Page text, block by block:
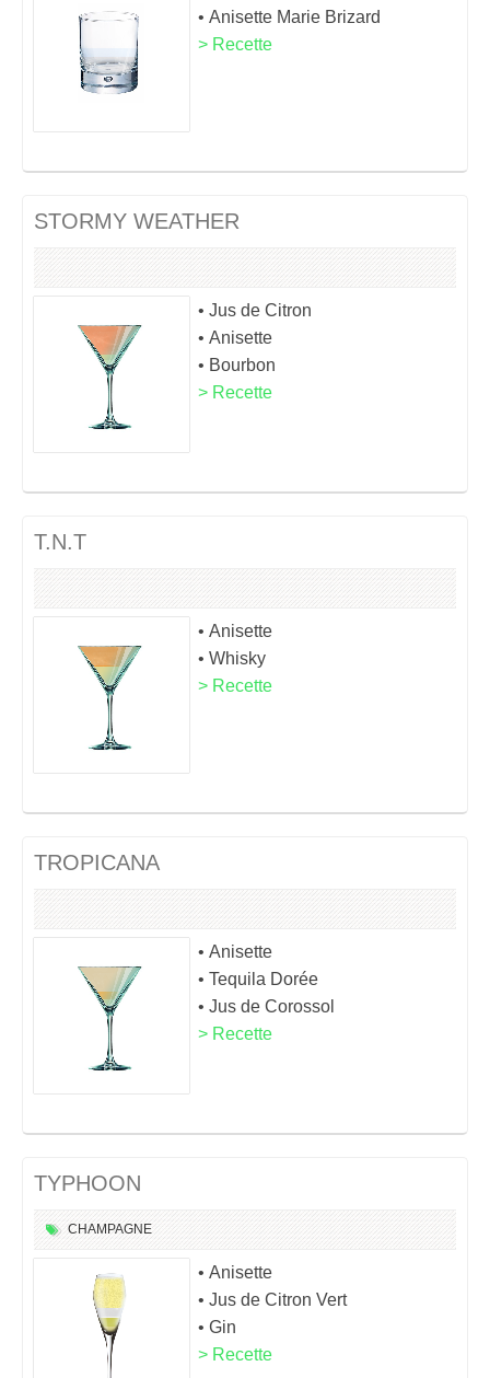
• Anisette Marie Brizard
> Recette
STORMY WEATHER
• Jus de Citron
• Anisette
• Bourbon
> Recette
T.N.T
• Anisette
• Whisky
> Recette
TROPICANA
• Anisette
• Tequila Dorée
• Jus de Corossol
> Recette
TYPHOON
CHAMPAGNE
• Anisette
• Jus de Citron Vert
• Gin
> Recette